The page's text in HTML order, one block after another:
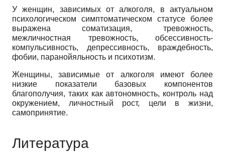
У женщин, зависимых от алкоголя, в актуальном
психологическом симптоматическом статусе более
выражена соматизация, тревожность,
межличностная тревожность, обсессивность-
компульсивность, депрессивность, враждебность,
фобии, паранойяльность и психотизм.
Женщины, зависимые от алкоголя имеют более
низкие показатели базовых компонентов
благополучия, таких как автономность, контроль над
окружением, личностный рост, цели в жизни,
самопринятие.
Литература